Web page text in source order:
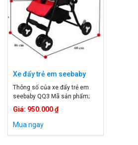
Xe đẩy trẻ em seebaby
Thông số của xe đẩy trẻ em
seebaby QQ3 Mã sản phẩm;
qq3 Trọng lượng; 4,7kh Tư thế;
3 tư thế Dây an toàn ; có Mái
che: có Phanh xe: có
Giá: 950.000 ₫
Mua ngay